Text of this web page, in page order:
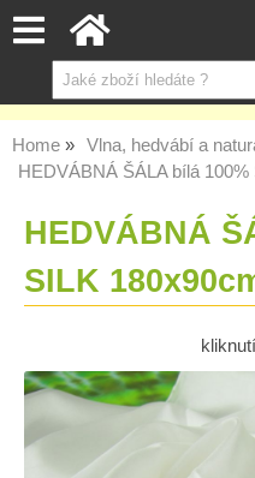
Home
Vlna, hedvábí a
HEDVÁBNÁ ŠÁLA bílá
HEDVÁBNÁ
SILK